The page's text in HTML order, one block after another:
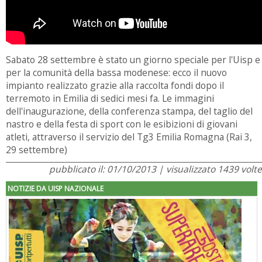
Sabato 28 settembre è stato un giorno speciale per l'Uisp e
per la comunità della bassa modenese: ecco il nuovo
impianto realizzato grazie alla raccolta fondi dopo il
terremoto in Emilia di sedici mesi fa. Le immagini
dell'inaugurazione, della conferenza stampa, del taglio del
nastro e della festa di sport con le esibizioni di giovani
atleti, attraverso il servizio del Tg3 Emilia Romagna (Rai 3,
29 settembre)
pubblicato il: 01/10/2013 | visualizzato 1439 volte
NOTIZIE DA UISP NAZIONALE